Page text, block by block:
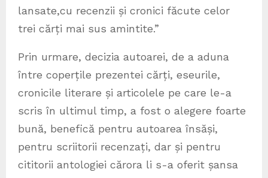
lansate,cu recenzii și cronici făcute celor
trei cărți mai sus amintite.”
Prin urmare, decizia autoarei, de a aduna
între coperțile prezentei cărți, eseurile,
cronicile literare și articolele pe care le-a
scris în ultimul timp, a fost o alegere foarte
bună, benefică pentru autoarea însăși,
pentru scriitorii recenzați, dar și pentru
cititorii antologiei cărora li s-a oferit șansa